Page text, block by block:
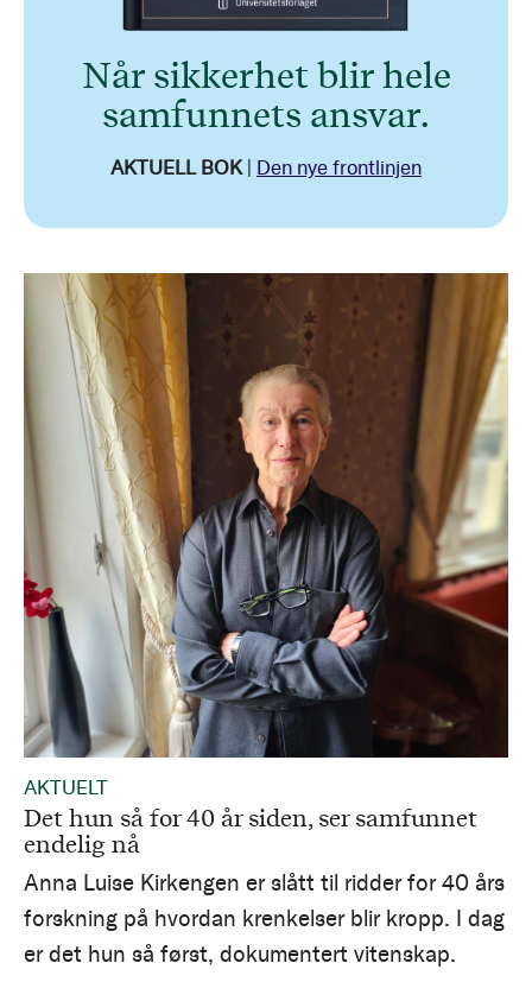
Når sikkerhet blir hele
samfunnets ansvar.
AKTUELL BOK | Den nye frontlinjen
AKTUELT
Det hun så for 40 år siden, ser samfunnet
endelig nå
Anna Luise Kirkengen er slått til ridder for 40 års
forskning på hvordan krenkelser blir kropp. I dag
er det hun så først, dokumentert vitenskap.